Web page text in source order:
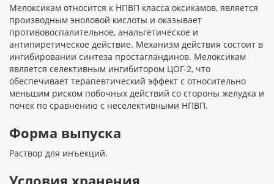
Мелоксикам относится к НПВП класса оксикамов, является
производным эноловой кислоты и оказывает
противовоспалительное, анальгетическое и
антипиретическое действие. Механизм действия состоит в
ингибировании синтеза простагландинов. Мелоксикам
является селективным ингибитором ЦОГ-2, что
обеспечивает терапевтический эффект с относительно
меньшим риском побочных действий со стороны желудка и
почек по сравнению с неселективными НПВП.
Форма выпуска
Раствор для инъекций.